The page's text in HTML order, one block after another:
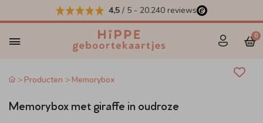
4,5 / 5 - 20.240 reviews
0
Producten Memorybox
Memorybox met giraffe in oudroze